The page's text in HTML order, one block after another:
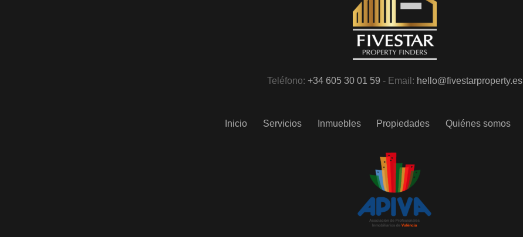
Teléfono: +34 605 30 01 59 - Email: hello@fivestarproperty.es
Inicio Servicios Inmuebles Propiedades Quiénes somos